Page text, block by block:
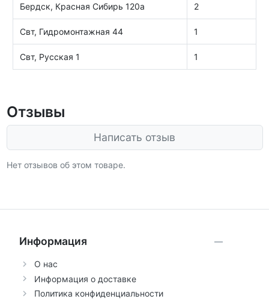
Бердск, Красная Сибирь 120а 2
Свт, Гидромонтажная 44 1
Свт, Русская 1 1
Отзывы
Написать отзыв
Нет отзывов об этом товаре.
Информация
О нас
Информация о доставке
Политика конфиденциальности